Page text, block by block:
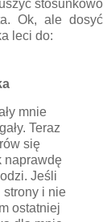
stosunkowo
Ok, ale dosyć
leci do:
mnie
Teraz
się
naprawdę
Jeśli
strony i nie
ostatniej